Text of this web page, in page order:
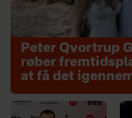
Peter Qvortrup
røber
at få det